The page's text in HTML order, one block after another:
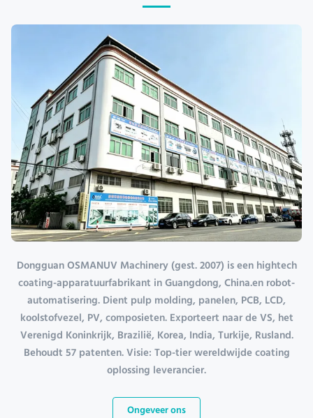
Dongguan OSMANUV Machinery (gest. 2007) is een hightech
coating-apparatuurfabrikant in Guangdong, China.en robot-
automatisering. Dient pulp molding, panelen, PCB, LCD,
koolstofvezel, PV, composieten. Exporteert naar de VS, het
Verenigd Koninkrijk, Brazilië, Korea, India, Turkije, Rusland.
Behoudt 57 patenten. Visie: Top-tier wereldwijde coating
oplossing leverancier.
Ongeveer ons